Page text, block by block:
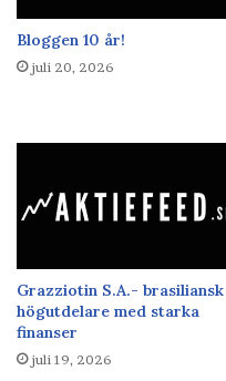
Bloggen 10 år!
juli 20, 2026
Grazziotin S.A.- brasiliansk
högutdelare med starka
finanser
juli 19, 2026